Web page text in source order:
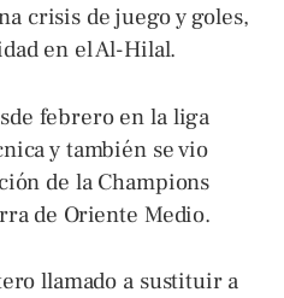
crisis de juego y goles,
en el Al-Hilal.
febrero en la liga
y también se vio
de la Champions
de Oriente Medio.
llamado a sustituir a